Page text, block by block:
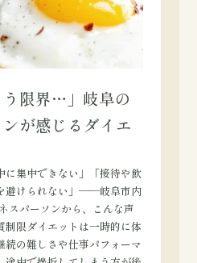
う限界…」岐阜の
が感じるダイエ
に集中できない」「接待や飲
避けられない」——岐阜市内
スパーソンから、こんな声
制限ダイエットは一時的に体
の難しさや仕事パフォーマ